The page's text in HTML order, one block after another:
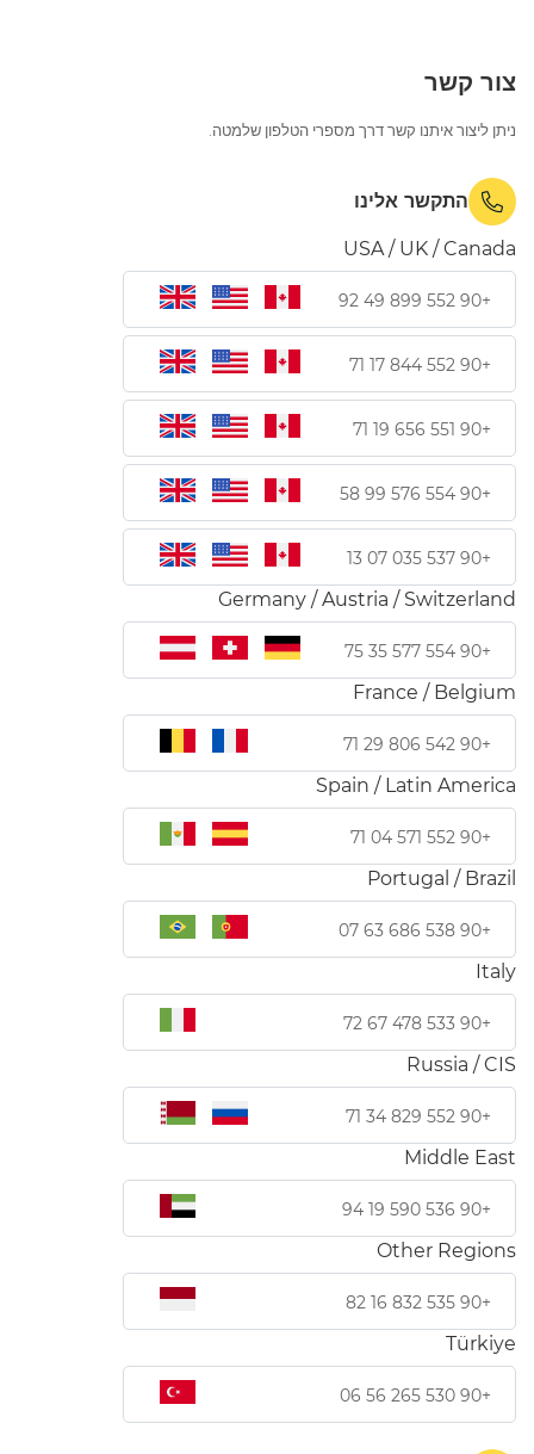
צור קשר
ניתן ליצור איתנו קשר דרך מספרי הטלפון שלמטה.
התקשר אלינו
USA / UK / Canada
+90 552 899 49 92
+90 552 844 17 71
+90 551 656 19 71
+90 554 576 99 58
+90 537 035 07 13
Germany / Austria / Switzerland
+90 554 577 35 75
France / Belgium
+90 542 806 29 71
Spain / Latin America
+90 552 571 04 71
Portugal / Brazil
+90 538 686 63 07
Italy
+90 533 478 67 72
Russia / CIS
+90 552 829 34 71
Middle East
+90 536 590 19 94
Other Regions
+90 535 832 16 82
Türkiye
+90 530 265 56 06